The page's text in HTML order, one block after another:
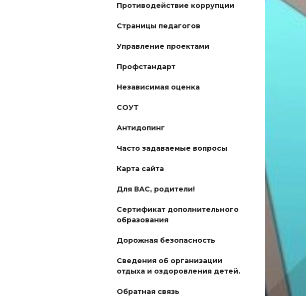
Противодействие коррупции
Страницы педагогов
Управление проектами
Профстандарт
Независимая оценка
СОУТ
Антидопинг
Часто задаваемые вопросы
Карта сайта
Для ВАС, родители!
Сертификат дополнительного
образования
Дорожная безопасность
Сведения об организации
отдыха и оздоровления детей.
Обратная связь